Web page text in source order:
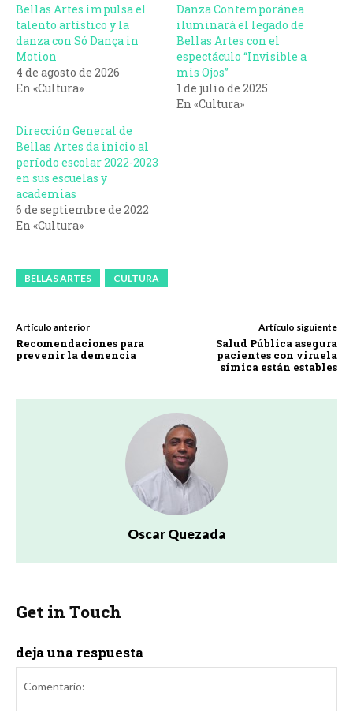
Bellas Artes impulsa el
talento artístico y la
danza con Só Dança in
Motion
4 de agosto de 2026
En «Cultura»
Danza Contemporánea
iluminará el legado de
Bellas Artes con el
espectáculo “Invisible a
mis Ojos”
1 de julio de 2025
En «Cultura»
Dirección General de
Bellas Artes da inicio al
período escolar 2022-2023
en sus escuelas y
academias
6 de septiembre de 2022
En «Cultura»
BELLAS ARTES CULTURA
Artículo anterior
Recomendaciones para
prevenir la demencia
Artículo siguiente
Salud Pública asegura
pacientes con viruela
símica están estables
Oscar Quezada
Get in Touch
deja una respuesta